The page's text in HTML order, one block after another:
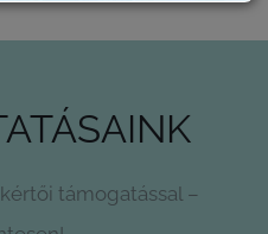
támogatással –